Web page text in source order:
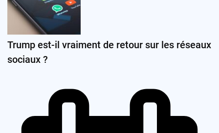
Trump est-il vraiment de retour sur les réseaux
sociaux ?